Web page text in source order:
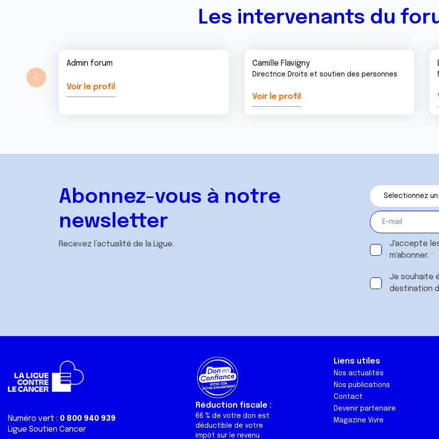
Les intervenants du
Admin forum
Voir le profil
Camille Flavigny
Directrice Droits et soutien des personnes
Voir le profil
Abonnez-vous à notre
newsletter
Recevez l’actualité de la Ligue. J'accepte
m'abonner.
Je souhaite
destination
Numéro vert : 0 800 940 939
Ligue Soutien Cancer
Réduction fiscale :
66 % de votre don est
déductible de votre
impôt sur le revenu
Liens utiles
Nos actualités
Nos publications
Contact
Devenir partenaire
Magazine Vivre